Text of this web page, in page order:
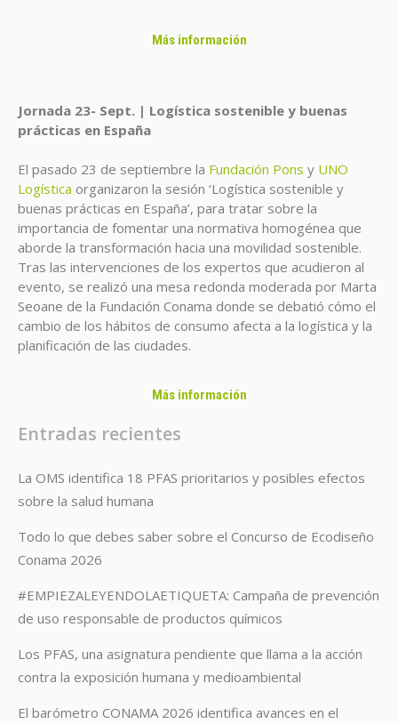
Más información
Jornada 23- Sept. | Logística sostenible y buenas
prácticas en España
El pasado 23 de septiembre la Fundación Pons y UNO
Logística organizaron la sesión ‘Logística sostenible y
buenas prácticas en España’, para tratar sobre la
importancia de fomentar una normativa homogénea que
aborde la transformación hacia una movilidad sostenible.
Tras las intervenciones de los expertos que acudieron al
evento, se realizó una mesa redonda moderada por Marta
Seoane de la Fundación Conama donde se debatió cómo el
cambio de los hábitos de consumo afecta a la logística y la
planificación de las ciudades.
Más información
Entradas recientes
La OMS identifica 18 PFAS prioritarios y posibles efectos
sobre la salud humana
Todo lo que debes saber sobre el Concurso de Ecodiseño
Conama 2026
#EMPIEZALEYENDOLAETIQUETA: Campaña de prevención
de uso responsable de productos químicos
Los PFAS, una asignatura pendiente que llama a la acción
contra la exposición humana y medioambiental
El barómetro CONAMA 2026 identifica avances en el